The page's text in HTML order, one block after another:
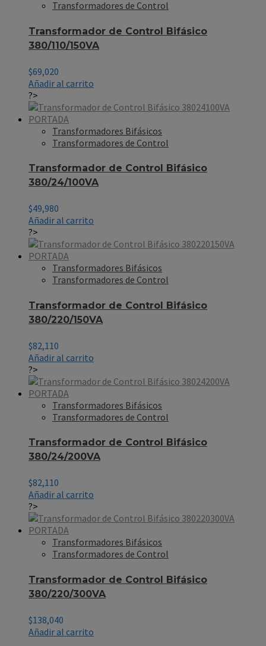
Transformadores de Control
Transformador de Control Bifásico
380/110/150VA
$69,020
Añadir al carrito
?>
Transformadores Bifásicos
Transformadores de Control
Transformador de Control Bifásico
380/24/100VA
$49,980
Añadir al carrito
?>
Transformadores Bifásicos
Transformadores de Control
Transformador de Control Bifásico
380/220/150VA
$82,110
Añadir al carrito
?>
Transformadores Bifásicos
Transformadores de Control
Transformador de Control Bifásico
380/24/200VA
$82,110
Añadir al carrito
?>
Transformadores Bifásicos
Transformadores de Control
Transformador de Control Bifásico
380/220/300VA
$138,040
Añadir al carrito